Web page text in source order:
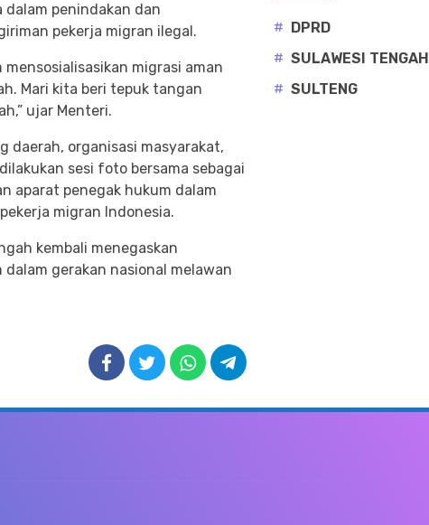
penindakan dan
pekerja migran ilegal.
mensosialisasikan migrasi aman
Mari kita beri tepuk tangan
ujar Menteri.
organisasi masyarakat,
sesi foto bersama sebagai
aparat penegak hukum dalam
migran Indonesia.
kembali menegaskan
gerakan nasional melawan
# DPRD
# SULAWESI TENGAH
# SULTENG